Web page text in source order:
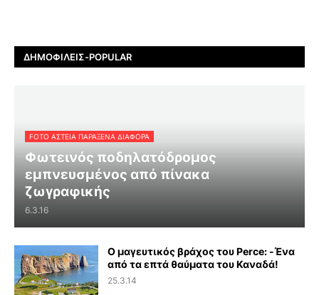
ΔΗΜΟΦΙΛΕΊΣ-POPULAR
FOTO ΑΣΤΕΙΑ ΠΑΡΑΞΕΝΑ ΔΙΑΦΟΡΑ
Φωτεινός ποδηλατόδρομος
εμπνευσμένος από πίνακα
ζωγραφικής
6.3.16
Ο μαγευτικός βράχος του Perce: -Ένα
από τα επτά θαύματα του Καναδά!
25.3.14